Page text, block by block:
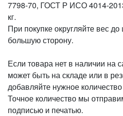
7798-70, ГОСТ Р ИСО 4014-
кг.
При покупке округляйте вес
большую сторону.
Если товара нет в наличии на
может быть на складе или в
добавляйте нужное
Точное количество мы
подписью и печатью.